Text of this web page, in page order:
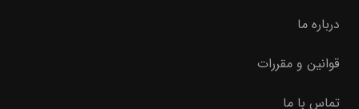
درباره ما
قوانین و مقررات
تماس با ما